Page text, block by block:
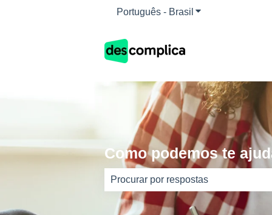
Português - Brasil Mostrar submenu
Como podemos te
Não há sugestões porque o campo